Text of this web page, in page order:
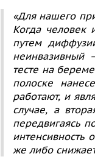
«Для нашего
Когда человек
путем
неинвазивный
тесте на
полоске
работают, и
случае, а
передвигаясь
интенсивность
же либо